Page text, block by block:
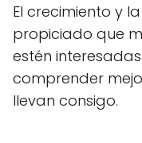
El crecimiento y
propiciado que
estén
comprender
llevan consigo.